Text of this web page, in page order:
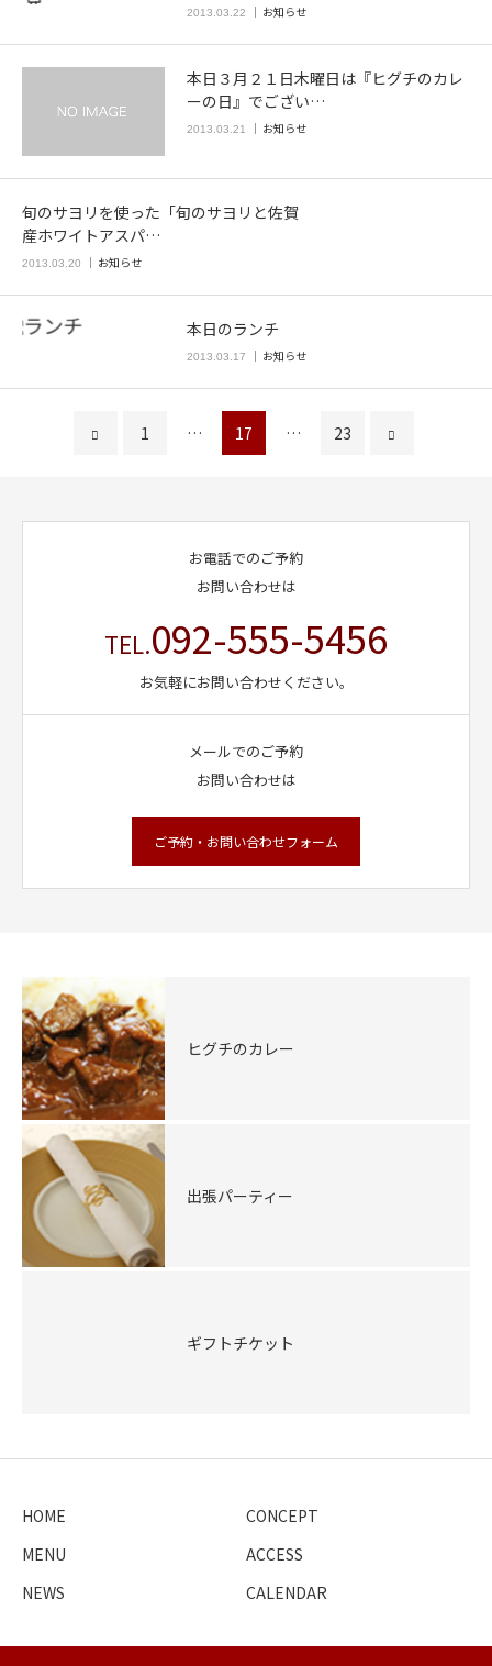
2013.03.22 お知らせ
本日３月２１日木曜日は『ヒグチのカレ
ーの日』でござい…
2013.03.21 お知らせ
旬のサヨリを使った「旬のサヨリと佐賀
産ホワイトアスパ…
2013.03.20 お知らせ
本日のランチ
2013.03.17 お知らせ
1 … 17 … 23
お電話でのご予約
お問い合わせは
TEL.092-555-5456
お気軽にお問い合わせください。
メールでのご予約
お問い合わせは
ご予約・お問い合わせフォーム
ヒグチのカレー
出張パーティー
ギフトチケット
HOME
CONCEPT
MENU
ACCESS
NEWS
CALENDAR